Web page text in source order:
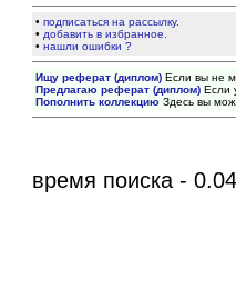
•подписаться на рассылку.
• добавить в избранное.
•нашли ошибки ?
Ищу реферат (диплом) Если вы не
Предлагаю реферат (диплом) Если
Пополнить коллекцию Здесь вы
время поиска -